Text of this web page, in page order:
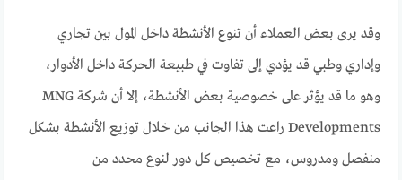
وقد يرى بعض العملاء أن تنوع الأنشطة داخل المول بين تجاري
وإداري وطبي قد يؤدي إلى تفاوت في طبيعة الحركة داخل الأدوار،
وهو ما قد يؤثر على خصوصية بعض الأنشطة، إلا أن شركة MNG
Developments راعت هذا الجانب من خلال توزيع الأنشطة بشكل
منفصل ومدروس، مع تخصيص كل دور لنوع محدد من